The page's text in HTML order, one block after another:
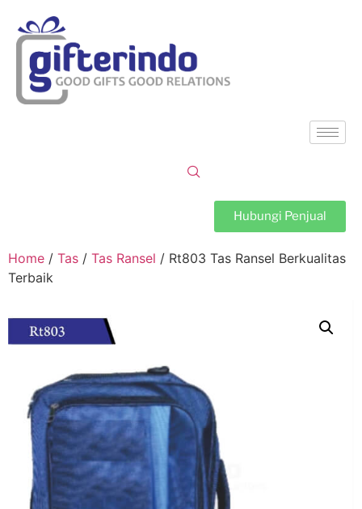
Hubungi Penjual
Home / Tas / Tas Ransel / Rt803 Tas Ransel Berkualitas
Terbaik